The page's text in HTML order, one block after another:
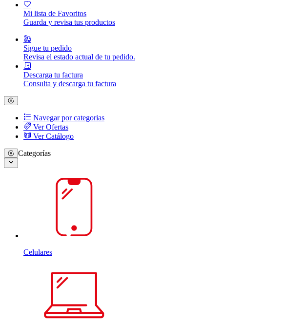
Mi lista de Favoritos
Guarda y revisa tus productos
Sigue tu pedido
Revisa el estado actual de tu pedido.
Descarga tu factura
Consulta y descarga tu factura
Navegar por categorias
Ver Ofertas
Ver Catálogo
Categorías
Celulares